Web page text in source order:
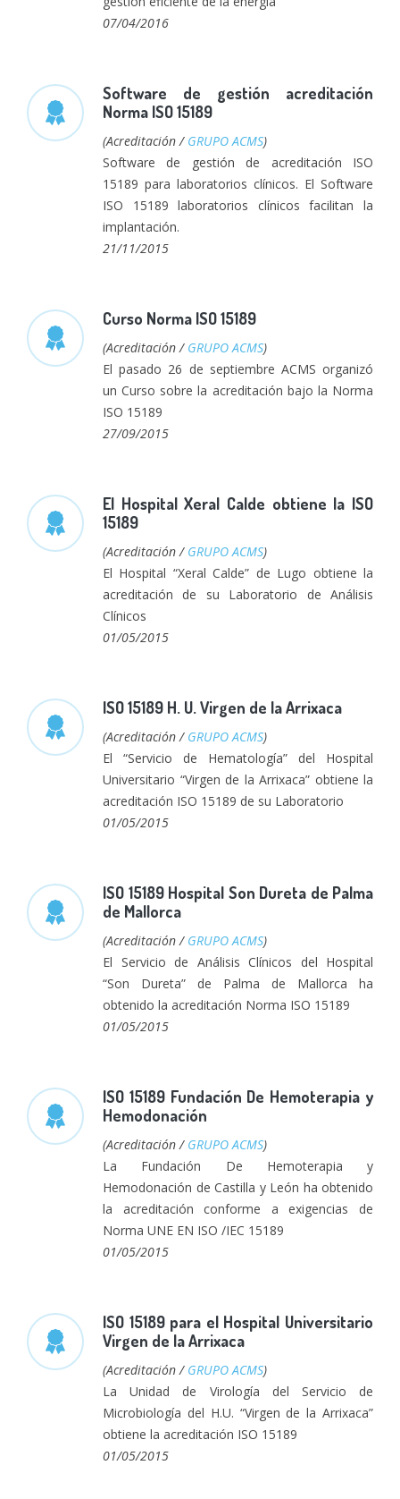
07/04/2016
Software de gestión acreditación
Norma ISO 15189
(Acreditación / GRUPO ACMS)
Software de gestión de acreditación ISO
15189 para laboratorios clínicos. El Software
ISO 15189 laboratorios clínicos facilitan la
implantación.
21/11/2015
Curso Norma ISO 15189
(Acreditación / GRUPO ACMS)
El pasado 26 de septiembre ACMS organizó
un Curso sobre la acreditación bajo la Norma
ISO 15189
27/09/2015
El Hospital Xeral Calde obtiene la ISO
15189
(Acreditación / GRUPO ACMS)
El Hospital “Xeral Calde” de Lugo obtiene la
acreditación de su Laboratorio de Análisis
Clínicos
01/05/2015
ISO 15189 H. U. Virgen de la Arrixaca
(Acreditación / GRUPO ACMS)
El “Servicio de Hematología” del Hospital
Universitario “Virgen de la Arrixaca” obtiene la
acreditación ISO 15189 de su Laboratorio
01/05/2015
ISO 15189 Hospital Son Dureta de Palma
de Mallorca
(Acreditación / GRUPO ACMS)
El Servicio de Análisis Clínicos del Hospital
“Son Dureta” de Palma de Mallorca ha
obtenido la acreditación Norma ISO 15189
01/05/2015
ISO 15189 Fundación De Hemoterapia y
Hemodonación
(Acreditación / GRUPO ACMS)
La Fundación De Hemoterapia y
Hemodonación de Castilla y León ha obtenido
la acreditación conforme a exigencias de
Norma UNE EN ISO /IEC 15189
01/05/2015
ISO 15189 para el Hospital Universitario
Virgen de la Arrixaca
(Acreditación / GRUPO ACMS)
La Unidad de Virología del Servicio de
Microbiología del H.U. “Virgen de la Arrixaca”
obtiene la acreditación ISO 15189
01/05/2015